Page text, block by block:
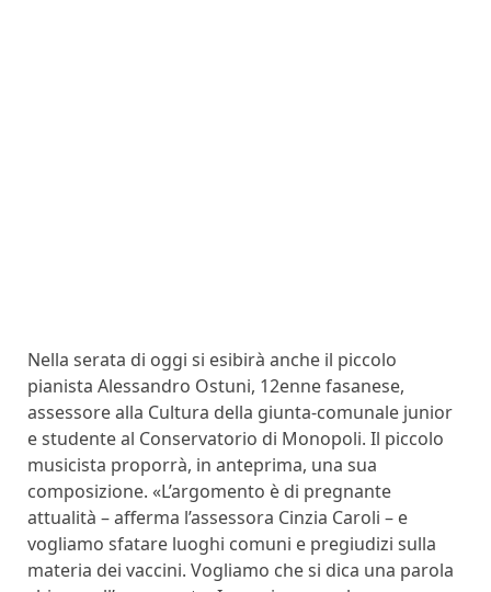
Nella serata di oggi si esibirà anche il piccolo
pianista Alessandro Ostuni, 12enne fasanese,
assessore alla Cultura della giunta-comunale junior
e studente al Conservatorio di Monopoli. Il piccolo
musicista proporrà, in anteprima, una sua
composizione. «L’argomento è di pregnante
attualità – afferma l’assessora Cinzia Caroli – e
vogliamo sfatare luoghi comuni e pregiudizi sulla
materia dei vaccini. Vogliamo che si dica una parola